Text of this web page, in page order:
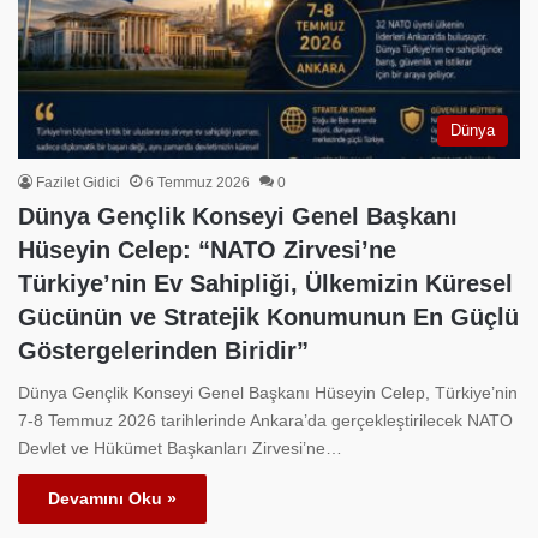
Dünya
Fazilet Gidici 6 Temmuz 2026 0
Dünya Gençlik Konseyi Genel Başkanı
Hüseyin Celep: “NATO Zirvesi’ne
Türkiye’nin Ev Sahipliği, Ülkemizin Küresel
Gücünün ve Stratejik Konumunun En Güçlü
Göstergelerinden Biridir”
Dünya Gençlik Konseyi Genel Başkanı Hüseyin Celep, Türkiye’nin
7-8 Temmuz 2026 tarihlerinde Ankara’da gerçekleştirilecek NATO
Devlet ve Hükümet Başkanları Zirvesi’ne…
Devamını Oku »